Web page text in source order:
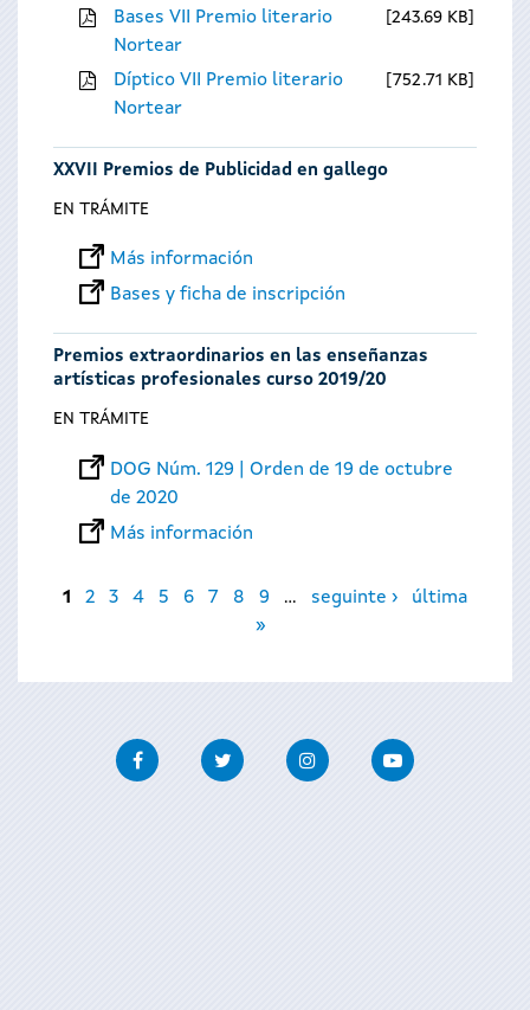
Bases VII Premio literario
Nortear
243.69 KB
Díptico VII Premio literario
Nortear
752.71 KB
XXVII Premios de Publicidad en gallego
EN TRÁMITE
Más información
Bases y ficha de inscripción
Premios extraordinarios en las enseñanzas
artísticas profesionales curso 2019/20
EN TRÁMITE
DOG Núm. 129 | Orden de 19 de octubre
de 2020
Más información
Páginas
1 2 3 4 5 6 7 8 9 … seguinte ›
última
»
FacebookTwitter InstagramYoutube